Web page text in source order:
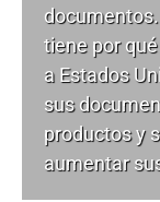
tiene por
a Estados
sus
productos y
aumentar